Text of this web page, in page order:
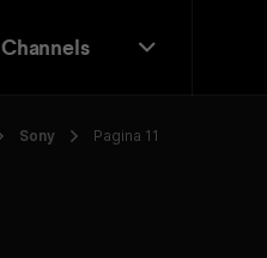
Channels
Sony Pagina 11